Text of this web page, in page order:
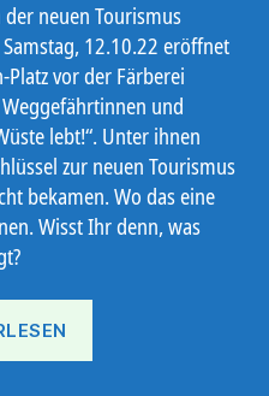
neuen Tourismus
12.10.22 eröffnet
vor der Färberei
und
lebt!“. Unter ihnen
zur neuen Tourismus
bekamen. Wo das eine
Wisst Ihr denn, was